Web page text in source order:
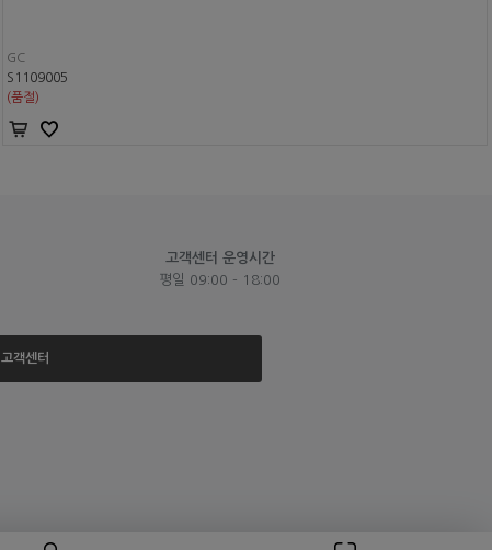
GC
S1109005
(품절)
고객센터 운영시간
평일 09:00 - 18:00
고객센터